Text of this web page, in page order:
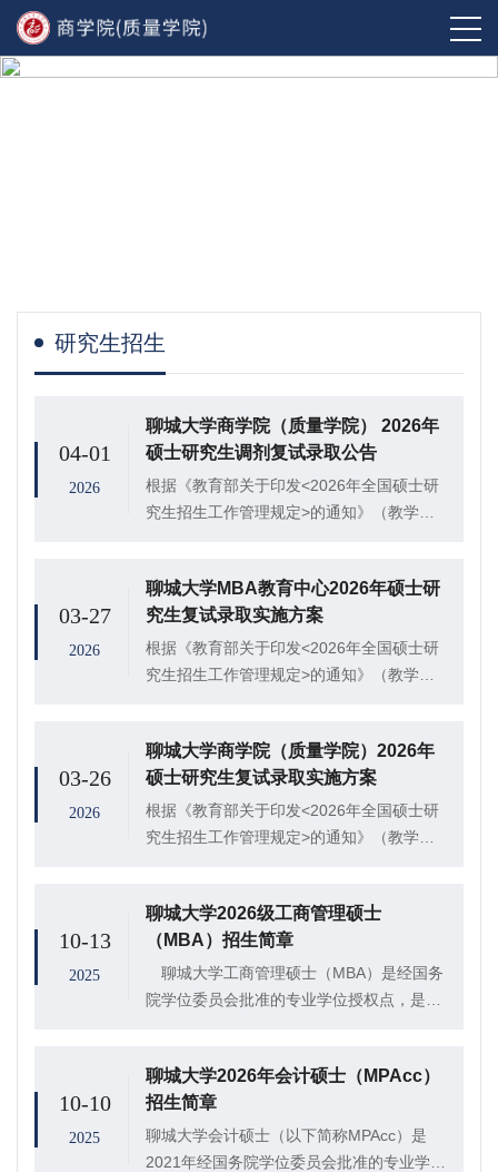
研究生招生
04-01
2026
聊城大学商学院（质量学院） 2026年
硕士研究生调剂复试录取公告
根据《教育部关于印发<2026年全国硕士研
究生招生工作管理规定>的通知》（教学
录取工作的通知》（鲁招考〔2026〕2...
03-27
2026
聊城大学MBA教育中心2026年硕士研
究生复试录取实施方案
根据《教育部关于印发<2026年全国硕士研
究生招生工作管理规定>的通知》（教学
录取工作的通知》（鲁招考〔2026〕2...
03-26
2026
聊城大学商学院（质量学院）2026年
硕士研究生复试录取实施方案
根据《教育部关于印发<2026年全国硕士研
究生招生工作管理规定>的通知》（教学
录取工作的通知》（鲁招考〔2026〕2...
10-13
2025
聊城大学2026级工商管理硕士
（MBA）招生简章
聊城大学工商管理硕士（MBA）是经国务
院学位委员会批准的专业学位授权点，是鲁
力资源管理、会计学、质量管理工程、金融
工程...
10-10
2025
聊城大学2026年会计硕士（MPAcc）
招生简章
聊城大学会计硕士（以下简称MPAcc）是
2021年经国务院学位委员会批准的专业学位